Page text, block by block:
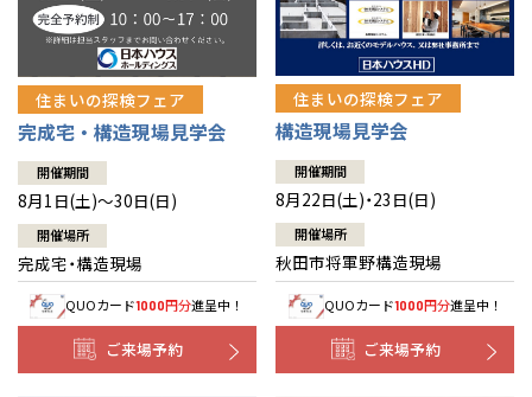
住まいの探検フェア
完成宅・構造現場見学会
開催期間
8月1日(土)～30日(日)
開催場所
完成宅・構造現場
QUOカード1000円分進呈中！
ご来場予約
住まいの探検フェア
構造現場見学会
開催期間
8月22日(土)・23日(日)
開催場所
秋田市将軍野構造現場
QUOカード1000円分進呈中！
ご来場予約
山口
徳島
高知
鹿児島
長崎
沖縄